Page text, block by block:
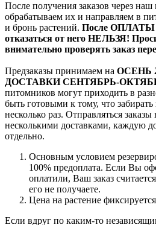
После получения заказов через
обрабатываем их и направляем в
и бронь растений. После ОПЛАТЫ
отказаться от него НЕЛЬЗЯ!
внимательно проверять заказ
Предзаказы принимаем на ОСЕНЬ
ДОСТАВКИ СЕНТЯБРЬ-
питомников могут приходить в
быть готовыми к тому, что
несколько раз. Отправляться
несколькими доставками, каждую
отдельно.
Основным условием
100% предоплата. Если Вы
оплатили, Ваш заказ
его не получаете.
Цена на растение
Если вдруг по каким-то